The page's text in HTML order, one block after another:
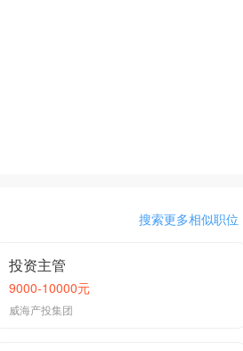
搜索更多相似职位
投资主管
9000-10000元
威海产投集团